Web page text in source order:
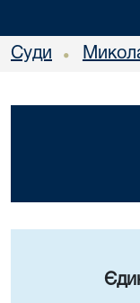
Суди •